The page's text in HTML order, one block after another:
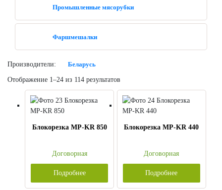
Промышленные мясорубки
Фаршмешалки
Производители: Беларусь
Отображение 1–24 из 114 результатов
Блокорезка MP-KR 850
Договорная
Подробнее
Блокорезка MP-KR 440
Договорная
Подробнее